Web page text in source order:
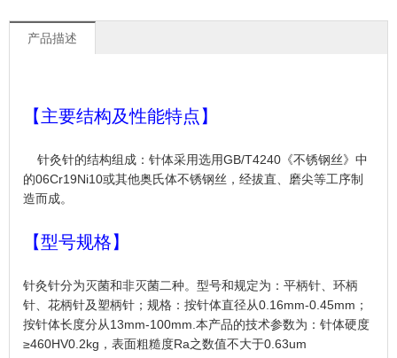
产品描述
【主要结构及性能特点】
针灸针的结构组成：针体采用选用GB/T4240《不锈钢丝》中
的06Cr19Ni10或其他奥氏体不锈钢丝，经拔直、磨尖等工序制
造而成。
【型号规格】
针灸针分为灭菌和非灭菌二种。型号和规定为：平柄针、环柄
针、花柄针及塑柄针；规格：按针体直径从0.16mm-0.45mm；
按针体长度分从13mm-100mm.本产品的技术参数为：针体硬度
≥460HV0.2kg，表面粗糙度Ra之数值不大于0.63um